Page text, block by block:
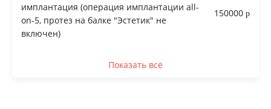
имплантация (операция имплантации all-
on-5, протез на балке "Эстетик" не
включен)
150000
Показать всё